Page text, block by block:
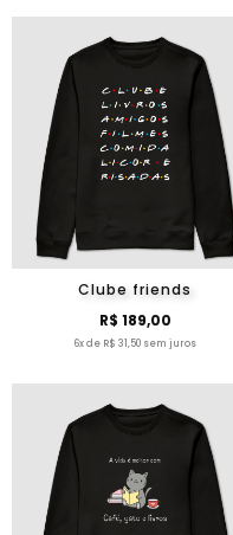
Clube friends
R$ 189,00
6x de R$ 31,50 sem juros